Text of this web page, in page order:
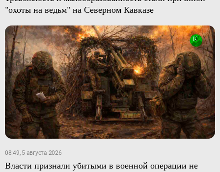
"охоты на ведьм" на Северном Кавказе
08:49, 5 августа 2026
Власти признали убитыми в военной операции не